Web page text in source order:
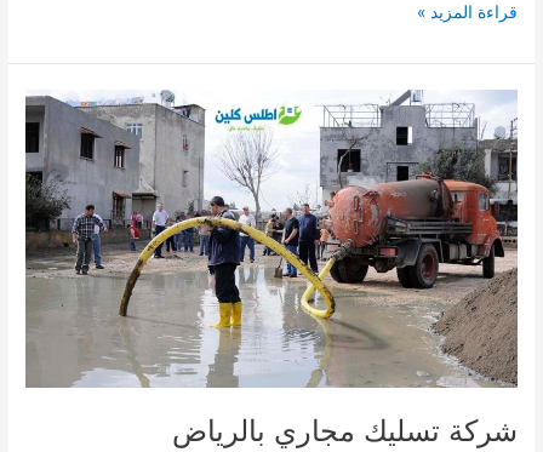
شركة
اسطح
بالرياض
0509502498
قراءة المزيد »
شركة تسليك مجاري بالرياض